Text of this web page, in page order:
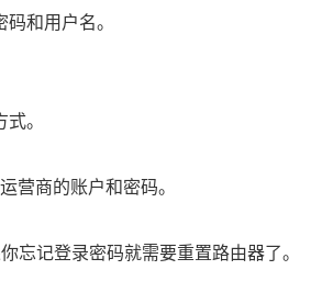
和用户名。
。
营商的账户和密码。
忘记登录密码就需要重置路由器了。